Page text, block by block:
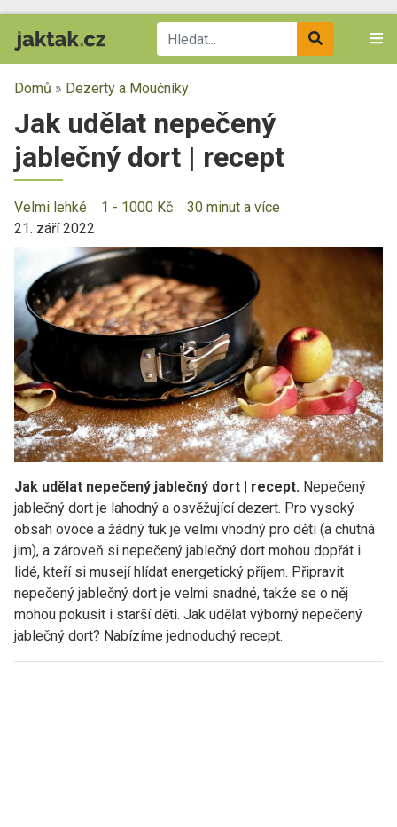
Domů » Dezerty a Moučníky
Jak udělat nepečený
jablečný dort | recept
Velmi lehké 1 - 1000 Kč
30 minut a více
21. září 2022
Jak udělat nepečený jablečný dort | recept. Nepečený
jablečný dort je lahodný a osvěžující dezert. Pro vysoký
obsah ovoce a žádný tuk je velmi vhodný pro děti (a chutná
jim), a zároveň si nepečený jablečný dort mohou dopřát i
lidé, kteří si musejí hlídat energetický příjem. Připravit
nepečený jablečný dort je velmi snadné, takže se o něj
mohou pokusit i starší děti. Jak udělat výborný nepečený
jablečný dort? Nabízíme jednoduchý recept.